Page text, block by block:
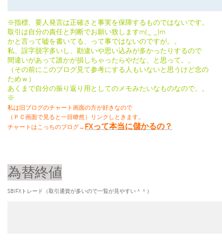
※指標、要人発言は正確さと事実を保障するものではないです。
取引は自分の責任と判断でお願い致しますm(_ _)m
かと言って嘘を書いてる、って事ではないのですが。。
私、誤字脱字多いし、勘違いや思い込みが多かったりするので
間違いがあって誰かが損しちゃったらやだな、と思って。。
（その前にこのブログ見て参考にする人もいないと思うけど念の
ためｗ）
あくまで自分の振り返り用としてのメモみたいなものなので。。
※
私は旧ブログのチャート画面の方が好きなので
（ＰＣ画面で見ると一目瞭然）リンクしときます。
チャートはこっちのブログ→ FXって本当に儲かるの？
為替終値
SBIFXトレード（取引通貨が多いので一覧が見やすい＾＾）​